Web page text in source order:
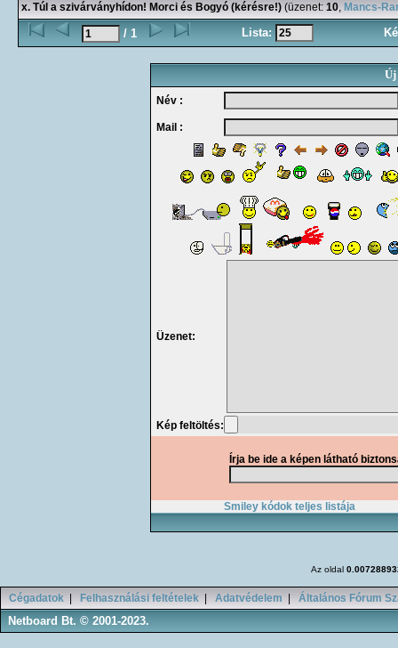
x. Túl a szivárványhídon! Morci és Bogyó (kérésre!) (üzenet: 10, Mancs-
/ 1 Lista:
Új
Név :
Mail :
Üzenet:
Kép feltöltés:
Írja be ide a képen látható
Smiley kódok teljes listája
Az oldal
Cégadatok Felhasználási feltételek Adatvédelem Általános Fórum
Netboard Bt. © 2001-2023.